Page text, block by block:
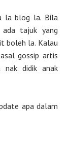
la blog la. Bila
ada tajuk yang
boleh la. Kalau
gossip artis
nak didik anak
apa dalam